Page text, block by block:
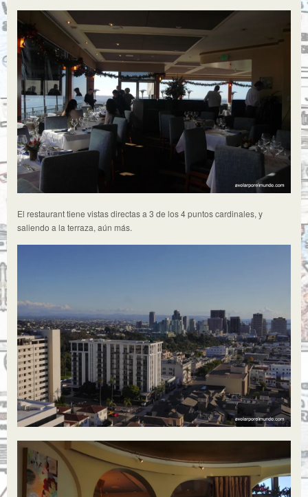
El restaurant tiene vistas directas a 3 de los 4 puntos cardinales, y
saliendo a la terraza, aún más.